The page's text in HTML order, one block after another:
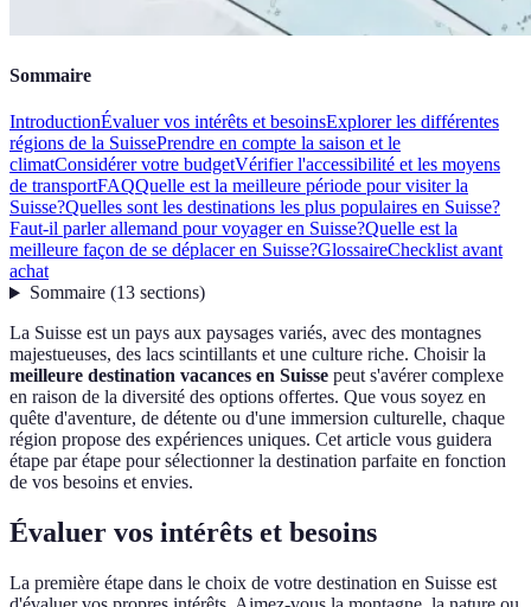
Sommaire
IntroductionÉvaluer vos intérêts et besoinsExplorer les différentes
régions de la SuissePrendre en compte la saison et le
climatConsidérer votre budgetVérifier l'accessibilité et les moyens
de transportFAQQuelle est la meilleure période pour visiter la
Suisse?Quelles sont les destinations les plus populaires en Suisse?
Faut-il parler allemand pour voyager en Suisse?Quelle est la
meilleure façon de se déplacer en Suisse?GlossaireChecklist avant
achat
Sommaire(13 sections)
La Suisse est un pays aux paysages variés, avec des montagnes
majestueuses, des lacs scintillants et une culture riche. Choisir la
meilleure destination vacances en Suisse peut s'avérer complexe
en raison de la diversité des options offertes. Que vous soyez en
quête d'aventure, de détente ou d'une immersion culturelle, chaque
région propose des expériences uniques. Cet article vous guidera
étape par étape pour sélectionner la destination parfaite en fonction
de vos besoins et envies.
Évaluer vos intérêts et besoins
La première étape dans le choix de votre destination en Suisse est